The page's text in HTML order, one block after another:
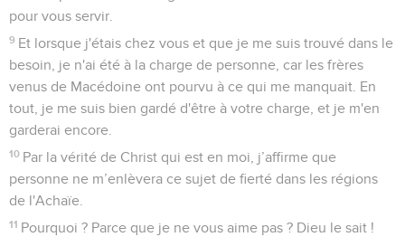
pour vous servir.
9 Et lorsque j'étais chez vous et que je me suis trouvé dans le
besoin, je n'ai été à la charge de personne, car les frères
venus de Macédoine ont pourvu à ce qui me manquait. En
tout, je me suis bien gardé d'être à votre charge, et je m'en
garderai encore.
10 Par la vérité de Christ qui est en moi, j’affirme que
personne ne m’enlèvera ce sujet de fierté dans les régions
de l'Achaïe.
11 Pourquoi ? Parce que je ne vous aime pas ? Dieu le sait !